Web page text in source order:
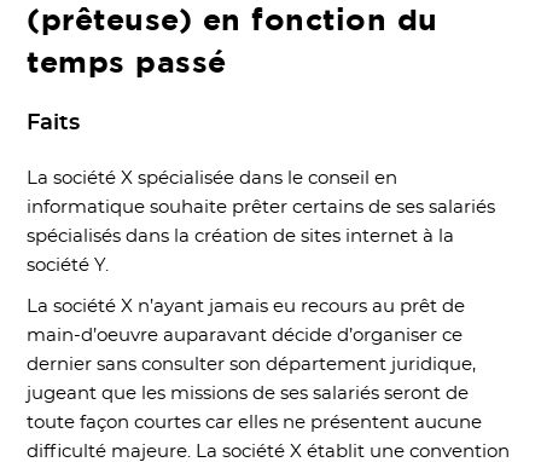
(prêteuse) en fonction du
temps passé
Faits
La société X spécialisée dans le conseil en
informatique souhaite prêter certains de ses salariés
spécialisés dans la création de sites internet à la
société Y.
La société X n’ayant jamais eu recours au prêt de
main-d’oeuvre auparavant décide d’organiser ce
dernier sans consulter son département juridique,
jugeant que les missions de ses salariés seront de
toute façon courtes car elles ne présentent aucune
difficulté majeure. La société X établit une convention